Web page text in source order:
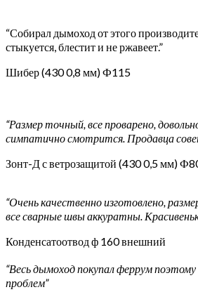
“Собирал дымоход от этого
стыкуется, блестит и не ржавеет.”
Шибер (430 0,8 мм) Ф115
“Размер точный, все проварено,
симпатично смотрится. Продавца
Зонт-Д с ветрозащитой (430 0,5 мм)
“Очень качественно изготовлено,
все сварные швы аккуратны.
Конденсатоотвод ф 160 внешний
“Весь дымоход покупал феррум
проблем”